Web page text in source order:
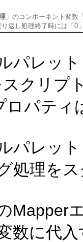
」のコンポーネント変数
り返し処理終了時には「
パレッ
クリプ
ロパティ
パレッ
処理を
Mapper
数に代